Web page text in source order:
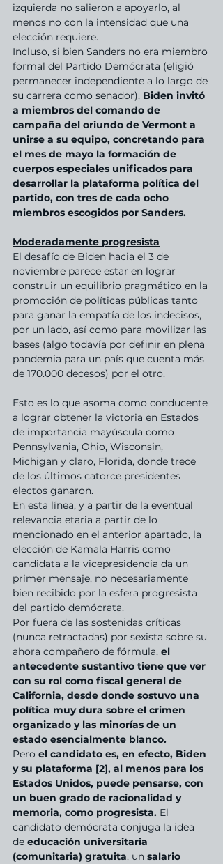
izquierda no salieron a apoyarlo, al
menos no con la intensidad que una
elección requiere.
Incluso, si bien Sanders no era miembro
formal del Partido Demócrata (eligió
permanecer independiente a lo largo de
su carrera como senador), Biden invitó
a miembros del comando de
campaña del oriundo de Vermont a
unirse a su equipo, concretando para
el mes de mayo la formación de
cuerpos especiales unificados para
desarrollar la plataforma política del
partido, con tres de cada ocho
miembros escogidos por Sanders.
Moderadamente progresista
El desafío de Biden hacia el 3 de
noviembre parece estar en lograr
construir un equilibrio pragmático en la
promoción de políticas públicas tanto
para ganar la empatía de los indecisos,
por un lado, así como para movilizar las
bases (algo todavía por definir en plena
pandemia para un país que cuenta más
de 170.000 decesos) por el otro.
Esto es lo que asoma como conducente
a lograr obtener la victoria en Estados
de importancia mayúscula como
Pennsylvania, Ohio, Wisconsin,
Michigan y claro, Florida, donde trece
de los últimos catorce presidentes
electos ganaron.
En esta línea, y a partir de la eventual
relevancia etaria a partir de lo
mencionado en el anterior apartado, la
elección de Kamala Harris como
candidata a la vicepresidencia da un
primer mensaje, no necesariamente
bien recibido por la esfera progresista
del partido demócrata.
Por fuera de las sostenidas críticas
(nunca retractadas) por sexista sobre su
ahora compañero de fórmula, el
antecedente sustantivo tiene que ver
con su rol como fiscal general de
California, desde donde sostuvo una
política muy dura sobre el crimen
organizado y las minorías de un
estado esencialmente blanco.
Pero el candidato es, en efecto, Biden
y su plataforma [2], al menos para los
Estados Unidos, puede pensarse, con
un buen grado de racionalidad y
memoria, como progresista. El
candidato demócrata conjuga la idea
de educación universitaria
(comunitaria) gratuita, un salario